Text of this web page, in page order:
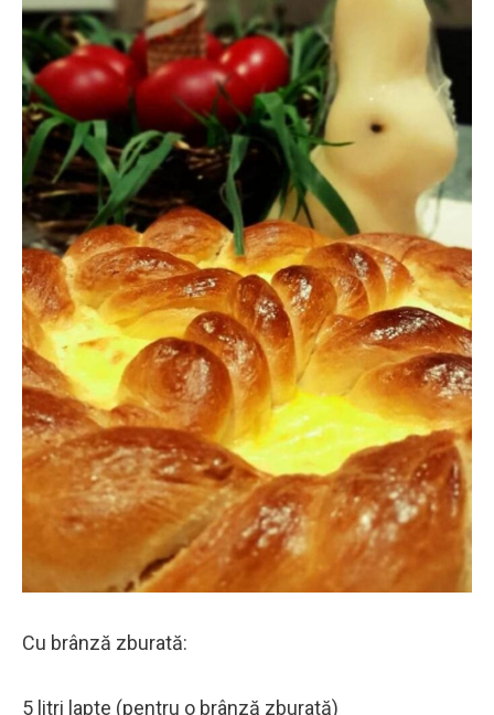
Cu brânză zburată:
5 litri lapte (pentru o brânză zburată)